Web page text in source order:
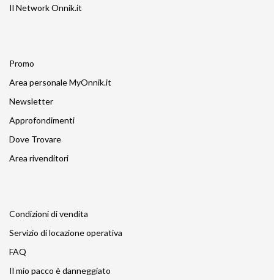
Il Network Onnik.it
Promo
Area personale MyOnnik.it
Newsletter
Approfondimenti
Dove Trovare
Area rivenditori
Condizioni di vendita
Servizio di locazione operativa
FAQ
Il mio pacco è danneggiato